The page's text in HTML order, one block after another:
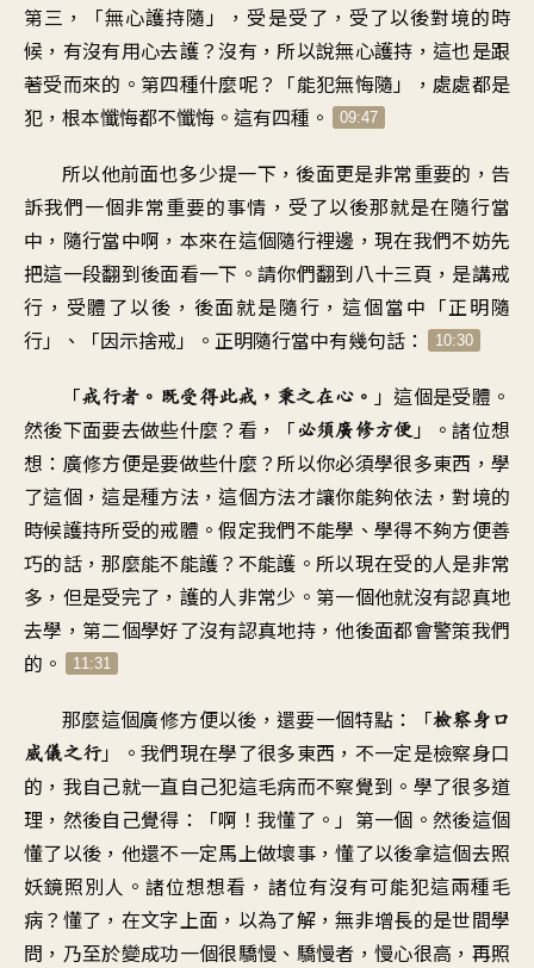
第三，「無心護持隨」，受是受了，受了以後對境的時
候，有沒有用心去護？沒有，所以說無心護持，這也是跟
著受而來的。第四種什麼呢？「能犯無悔隨」，處處都是
犯，根本懺悔都不懺悔。這有四種。
09:47
所以他前面也多少提一下，後面更是非常重要的，告
訴我們一個非常重要的事情，受了以後那就是在隨行當
中，隨行當中啊，本來在這個隨行裡邊，現在我們不妨先
把這一段翻到後面看一下。請你們翻到八十三頁，是講戒
行，受體了以後，後面就是隨行，這個當中「正明隨
行」、「因示捨戒」。正明隨行當中有幾句話：
10:30
「戒行者。既受得此戒，秉之在心。 」這個是受體。
然後下面要去做些什麼？看，「 必須廣修方便」。諸位想
想：廣修方便是要做些什麼？所以你必須學很多東西，學
了這個，這是種方法，這個方法才讓你能夠依法，對境的
時候護持所受的戒體。假定我們不能學、學得不夠方便善
巧的話，那麼能不能護？不能護。所以現在受的人是非常
多，但是受完了，護的人非常少。第一個他就沒有認真地
去學，第二個學好了沒有認真地持，他後面都會警策我們
的。
11:31
那麼這個廣修方便以後，還要一個特點：「檢察身口
威儀之行」。我們現在學了很多東西，不一定是檢察身口
的，我自己就一直自己犯這毛病而不察覺到。學了很多道
理，然後自己覺得：「啊！我懂了。」第一個。然後這個
懂了以後，他還不一定馬上做壞事，懂了以後拿這個去照
妖鏡照別人。諸位想想看，諸位有沒有可能犯這兩種毛
病？懂了，在文字上面，以為了解，無非增長的是世間學
問，乃至於變成功一個很驕慢、驕慢者，慢心很高，再照